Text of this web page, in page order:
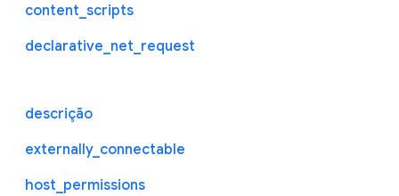
content_scripts
declarative_net_request
descrição
externally_connectable
host_permissions